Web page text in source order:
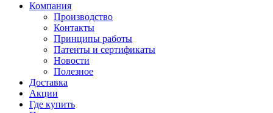
Компания
Производство
Контакты
Принципы работы
Патенты и сертификаты
Новости
Полезное
Доставка
Акции
Где купить